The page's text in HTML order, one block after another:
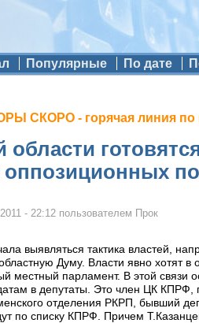
Популярные По дате
СКОРО - горячая линия по
- 22:12 пользователем Прок
выявляться тактика властей,
Думу. Власти явно хотят
местный парламент. В этой связи
в депутаты. Это член ЦК КПРФ,
отделения РКРП, бывший
по списку КПРФ. Причем